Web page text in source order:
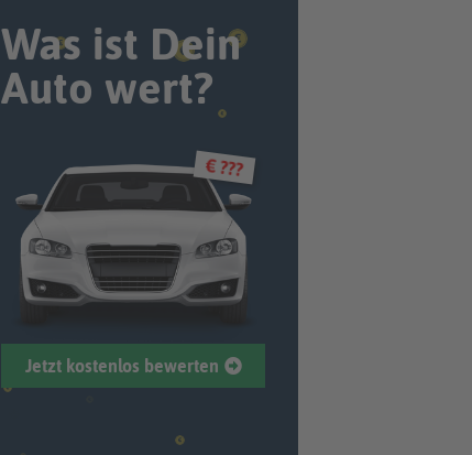
Was ist Dein
Auto wert?
€ ???
Jetzt kostenlos bewerten